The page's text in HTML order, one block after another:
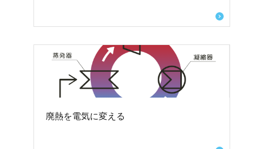
廃熱を電気に変える